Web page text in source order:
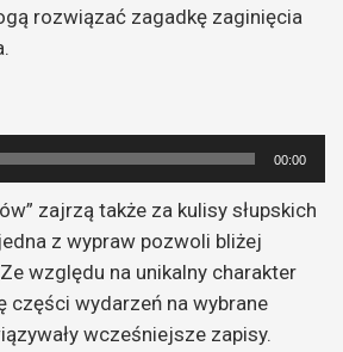
rozwiązać zagadkę zaginięcia
00:00
zajrzą także za kulisy słupskich
z wypraw pozwoli bliżej
względu na unikalny charakter
części wydarzeń na wybrane
wcześniejsze zapisy.